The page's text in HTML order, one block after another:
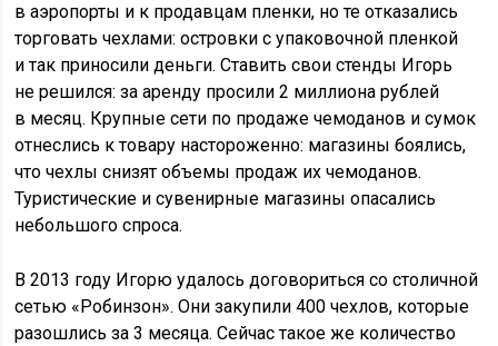
в аэропорты и к продавцам пленки, но те отказались
торговать чехлами: островки с упаковочной пленкой
и так приносили деньги. Ставить свои стенды Игорь
не решился: за аренду просили 2 миллиона рублей
в месяц. Крупные сети по продаже чемоданов и сумок
отнеслись к товару настороженно: магазины боялись,
что чехлы снизят объемы продаж их чемоданов.
Туристические и сувенирные магазины опасались
небольшого спроса.
В 2013 году Игорю удалось договориться со столичной
сетью «Робинзон». Они закупили 400 чехлов, которые
разошлись за 3 месяца. Сейчас такое же количество